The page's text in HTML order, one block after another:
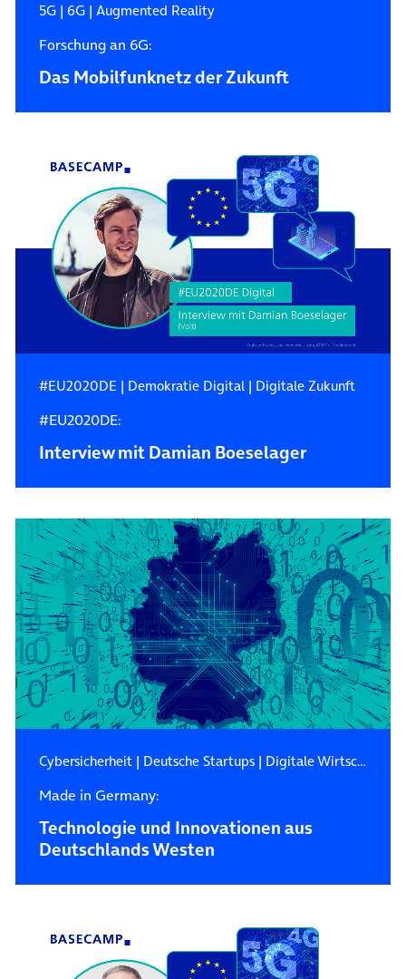
5G| 6G| Augmented Reality
Forschung an 6G:
Das Mobilfunknetz der Zukunft
#EU2020DE | Demokratie Digital| Digitale Zukunft
#EU2020DE:
Interview mit Damian Boeselager
Cybersicherheit| Deutsche Startups| Digitale Wirtschaft
Made in Germany:
Technologie und Innovationen aus
Deutschlands Westen